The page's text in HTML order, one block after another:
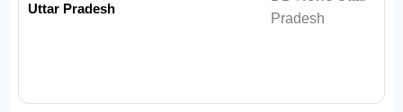
Uttar Pradesh